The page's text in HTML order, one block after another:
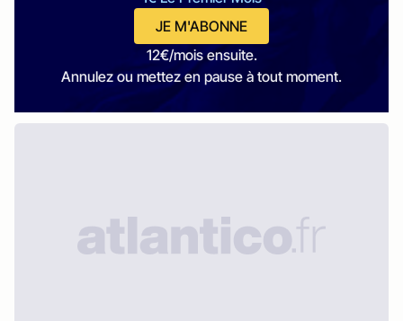
JE M'ABONNE
12€/mois ensuite.
Annulez ou mettez en pause à tout moment.